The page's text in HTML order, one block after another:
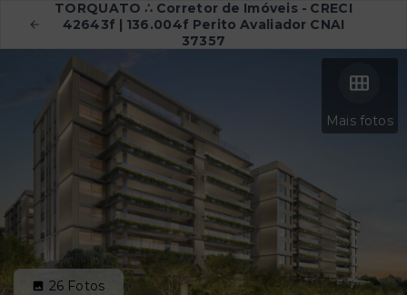
TORQUATO ∴ Corretor de Imóveis - CRECI
42643f | 136.004f Perito Avaliador CNAI
37357
Mais fotos
26 Fotos